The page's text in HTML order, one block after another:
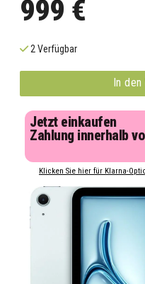
999 €
2 Verfügbar
In
Jetzt einkaufen
Zahlung innerhalb
Klicken Sie hier für Klarna-